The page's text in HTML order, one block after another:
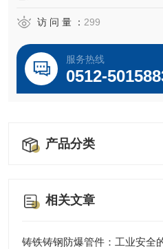
访 问 量 ： 299
服务热线
0512-
产品分类
相关文章
铸铁铸钢防爆管件：工业安全